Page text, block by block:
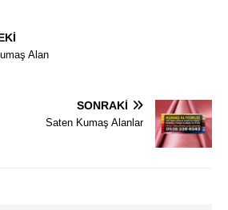
Alan
SONRAKI
Saten Kumaş Alanlar